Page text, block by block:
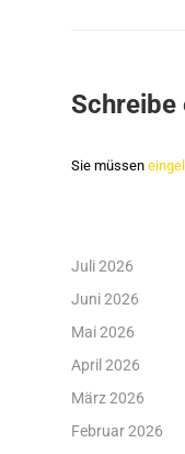
Schreibe
Sie müssen
Juli 2026
Juni 2026
Mai 2026
April 2026
März 2026
Februar 2026